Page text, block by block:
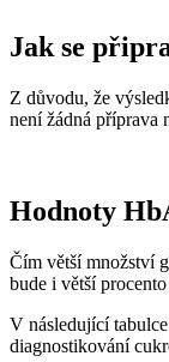
Jak se
Z důvodu, že
není žádná příprava
Hodnoty
Čím větší množství
bude i větší
V následující
diagnostikování